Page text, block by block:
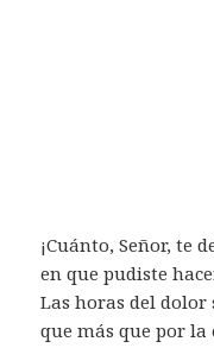
¡Cuánto, Señor, te
en que pudiste
Las horas del
que más que por la